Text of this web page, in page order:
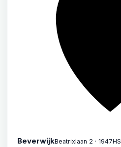
BeverwijkBeatrixlaan 2 · 1947HS